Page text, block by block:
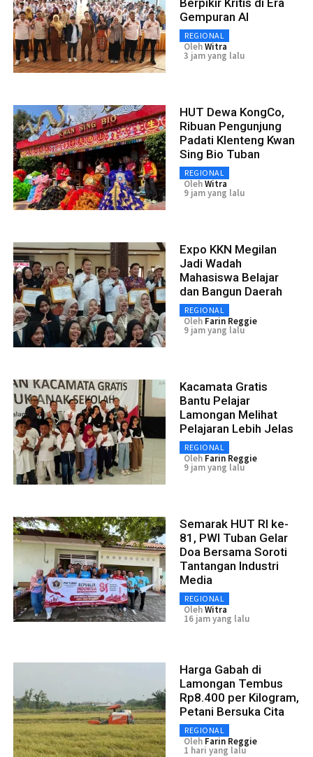
Gempuran AI
REGIONAL
OlehWitra
3 jam yang lalu
HUT Dewa KongCo,
Ribuan Pengunjung
Padati Klenteng Kwan
Sing Bio Tuban
REGIONAL
OlehWitra
9 jam yang lalu
Expo KKN Megilan
Jadi Wadah
Mahasiswa Belajar
dan Bangun Daerah
REGIONAL
Oleh Farin Reggie
9 jam yang lalu
Kacamata Gratis
Bantu Pelajar
Lamongan Melihat
Pelajaran Lebih Jelas
REGIONAL
Oleh Farin Reggie
9 jam yang lalu
Semarak HUT RI ke-
81, PWI Tuban Gelar
Doa Bersama Soroti
Tantangan Industri
Media
REGIONAL
OlehWitra
16 jam yang lalu
Harga Gabah di
Lamongan Tembus
Rp8.400 per Kilogram,
Petani Bersuka Cita
REGIONAL
Oleh Farin Reggie
1 hari yang lalu